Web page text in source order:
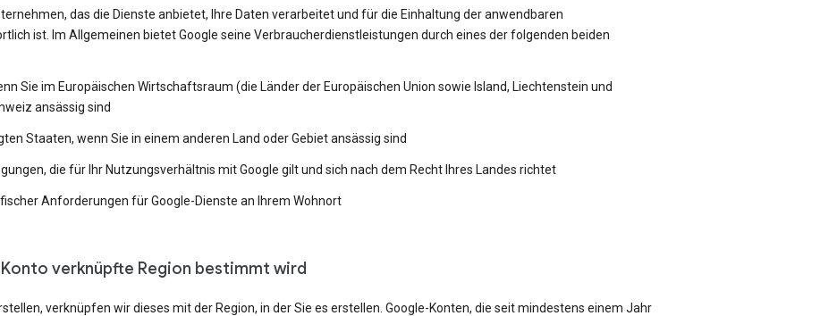
das die Dienste anbietet, Ihre Daten verarbeitet und für die Einhaltung der anwendbaren
ist. Im Allgemeinen bietet Google seine Verbraucherdienstleistungen durch eines der folgenden beiden
Sie im Europäischen Wirtschaftsraum (die Länder der Europäischen Union sowie Island, Liechtenstein und
ansässig sind
Staaten, wenn Sie in einem anderen Land oder Gebiet ansässig sind
die für Ihr Nutzungsverhältnis mit Google gilt und sich nach dem Recht Ihres Landes richtet
Anforderungen für Google-Dienste an Ihrem Wohnort
verknüpfte Region bestimmt wird
verknüpfen wir dieses mit der Region, in der Sie es erstellen. Google-Konten, die seit mindestens einem Jahr